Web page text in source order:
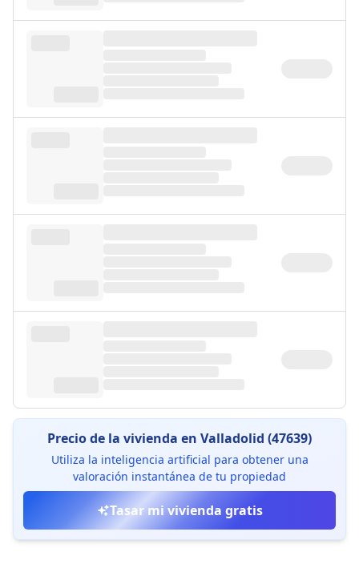
Precio de la vivienda en Valladolid (47639)
Utiliza la inteligencia artificial para obtener una
valoración instantánea de tu propiedad
Tasar mi vivienda gratis